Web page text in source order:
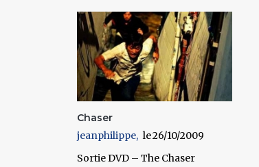
Chaser
jeanphilippe
26/10/2009
Sortie DVD – The Chaser